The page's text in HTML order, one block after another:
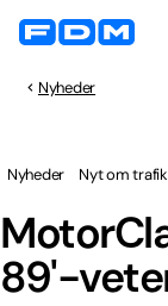
Nyheder
89'-
Nyheder Nyt om